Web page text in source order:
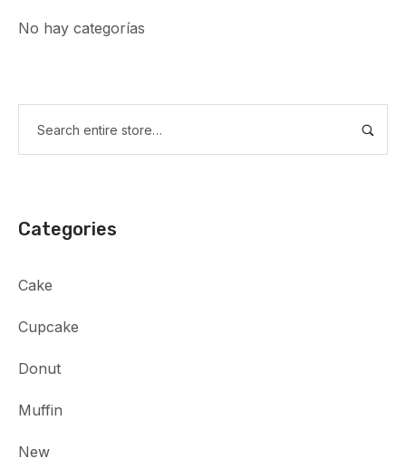
No hay categorías
Categories
Cake
Cupcake
Donut
Muffin
New